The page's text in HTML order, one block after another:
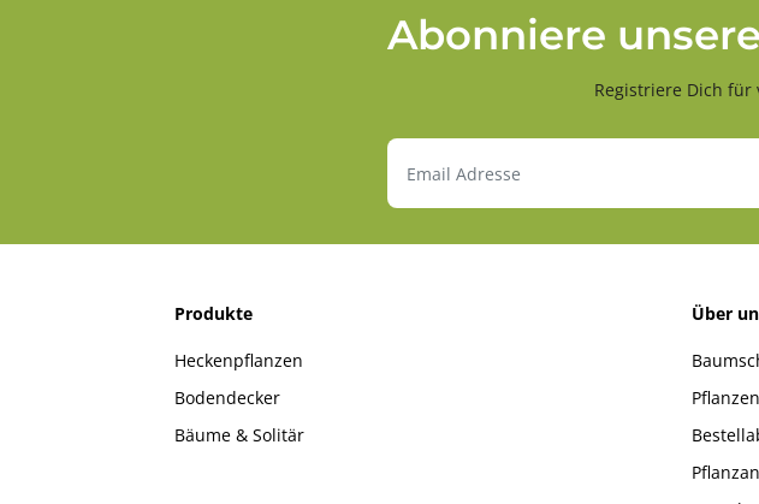
Abonniere
Registriere Dich für
Produkte
Heckenpflanzen
Bodendecker
Bäume & Solitär
Über